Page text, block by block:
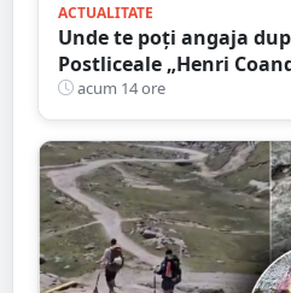
ACTUALITATE
Unde te poți angaja
Postliceale „Henri
calificări medicale,
de carieră
acum 14 ore